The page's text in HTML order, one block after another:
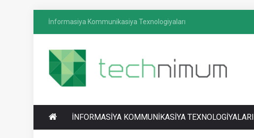
İnformasiya Kommunikasiya Texnologiyaları
TECHNIMUM
İnformasiya-kommunikasiya texnologiyaları
üzrə media platforması
İNFORMASIYA KOMMUNIKASIYA TEXNOLOGIYALARI